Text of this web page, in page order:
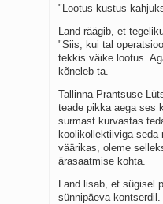
"Lootus kustus
Land räägib, et
"Siis, kui tal
tekkis väike lootus.
kõneleb ta.
Tallinna Prantsuse
teade pikka aega ses
surmast kurvastas
koolikollektiiviga
väärikas, oleme
ärasaatmise kohta.
Land lisab, et sügisel
sünnipäeva